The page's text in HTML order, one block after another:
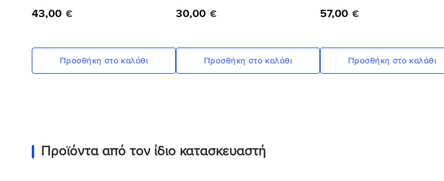
43,00 €
Προσθήκη στο καλάθι
30,00 €
Προσθήκη στο καλάθι
57,00 €
Προσθήκη στο καλάθι
Προϊόντα από τον ίδιο κατασκευαστή